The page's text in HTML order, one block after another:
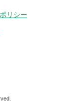
リシー